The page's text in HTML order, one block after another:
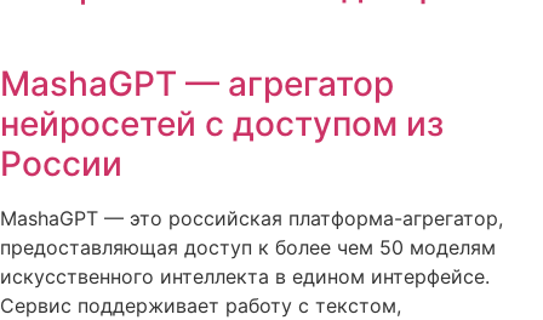
MashaGPT — агрегатор
нейросетей с доступом из
России
MashaGPT — это российская платформа-агрегатор,
предоставляющая доступ к более чем 50 моделям
искусственного интеллекта в едином интерфейсе.
Сервис поддерживает работу с текстом,